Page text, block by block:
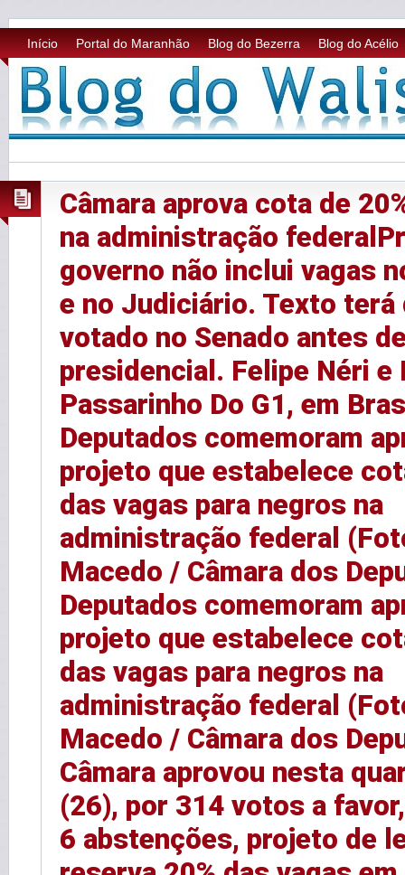
Início Portal do Maranhão Blog do Bezerra Blog do Acélio
Câmara aprova cota de
na administração
governo não inclui vagas
e no Judiciário. Texto terá
votado no Senado antes
presidencial. Felipe Néri e
Passarinho Do G1, em
Deputados comemoram
projeto que estabelece
das vagas para negros na
administração federal
Macedo / Câmara dos
Deputados comemoram
projeto que estabelece
das vagas para negros na
administração federal
Macedo / Câmara dos
Câmara aprovou nesta
(26), por 314 votos a
6 abstenções, projeto de